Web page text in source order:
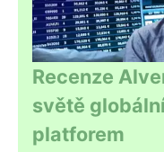
Recenze
světě
platforem